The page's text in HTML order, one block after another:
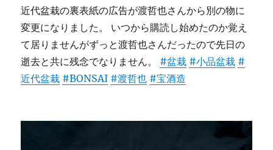
近代盆栽の裏表紙の広告が渡哲也さんから別の物に
変更になりました。 いつから購読し始めたのか覚え
て居りませんがずっと渡哲也さんだったので先日の
逝去と共に残念でなりません。 #盆栽 #小品盆栽 #
近代盆栽 #BONSAI #渡哲也 #宝酒造